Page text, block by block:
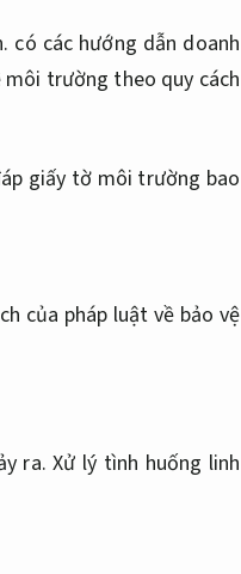
có các hướng dẫn doanh
môi trường theo quy cách
giấy tờ môi trường bao
của pháp luật về bảo vệ
ra.Xử lý tình huống linh